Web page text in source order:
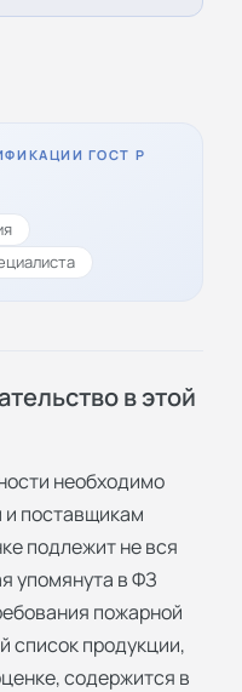
ГОСТ Р
в этой
необходимо
и поставщикам
подлежит не вся
упомянута в ФЗ
пожарной
список продукции,
содержится в